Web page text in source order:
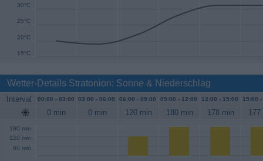
15°C
20°C
25°C
30°C
Wetter-Details Stratonion: Sonne & Niederschlag
Interval 00:00 - 03:00 03:00 - 06:00 06:00 - 09:00 09:00 - 12:00 12:00 - 15:00 15:00 -
0 min 0 min 120 min 180 min 178 min 177
60 min
120 min
180 min